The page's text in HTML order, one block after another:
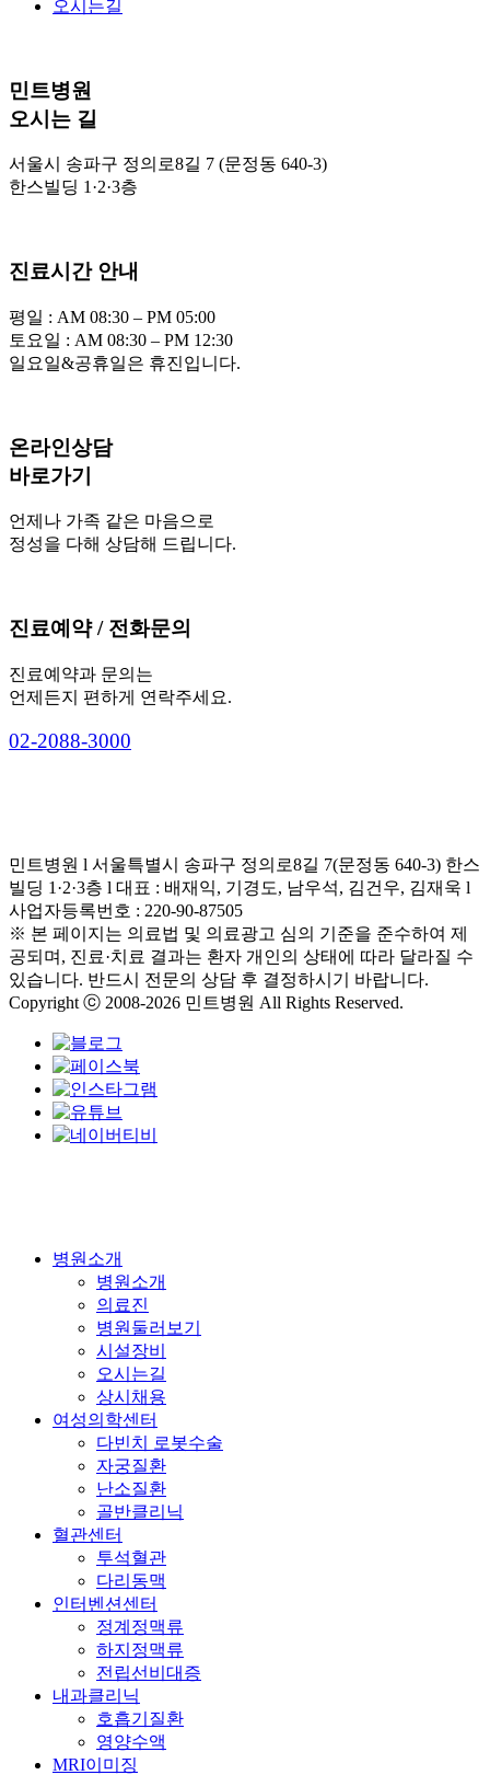
오시는길
민트병원
오시는 길
서울시 송파구 정의로8길 7 (문정동 640-3)
한스빌딩 1·2·3층
진료시간 안내
평일 : AM 08:30 – PM 05:00
토요일 : AM 08:30 – PM 12:30
일요일&공휴일은 휴진입니다.
온라인상담
바로가기
언제나 가족 같은 마음으로
정성을 다해 상담해 드립니다.
진료예약 / 전화문의
진료예약과 문의는
언제든지 편하게 연락주세요.
02-2088-3000
민트병원 l 서울특별시 송파구 정의로8길 7(문정동 640-3) 한스
빌딩 1·2·3층 l 대표 : 배재익, 기경도, 남우석, 김건우, 김재욱 l
사업자등록번호 : 220-90-87505
※ 본 페이지는 의료법 및 의료광고 심의 기준을 준수하여 제
공되며, 진료·치료 결과는 환자 개인의 상태에 따라 달라질 수
있습니다. 반드시 전문의 상담 후 결정하시기 바랍니다.
Copyright ⓒ 2008-2026 민트병원 All Rights Reserved.
Close
병원소개
병원소개
의료진
병원둘러보기
시설장비
오시는길
상시채용
여성의학센터
다빈치 로봇수술
자궁질환
난소질환
골반클리닉
혈관센터
투석혈관
다리동맥
인터벤션센터
정계정맥류
하지정맥류
전립선비대증
내과클리닉
호흡기질환
영양수액
MRI이미징